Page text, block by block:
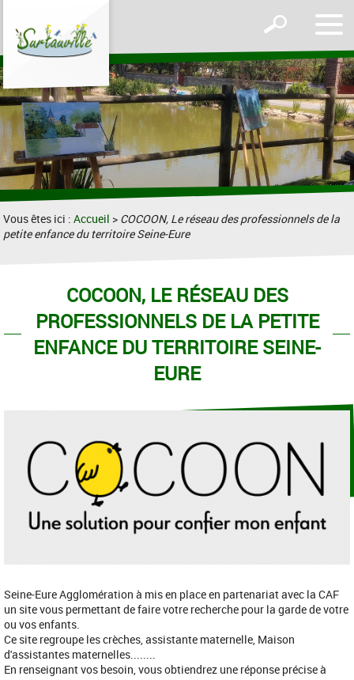
le
Afficher
formulaire
de
recherche
Vous êtes ici :Accueil > COCOON, Le réseau des professionnels de la
petite enfance du territoire Seine-Eure
COCOON, LE RÉSEAU DES
PROFESSIONNELS DE LA PETITE
ENFANCE DU TERRITOIRE SEINE-
EURE
Seine-Eure Agglomération à mis en place en partenariat avec la CAF
un site vous permettant de faire votre recherche pour la garde de votre
ou vos enfants.
Ce site regroupe les crèches, assistante maternelle, Maison
d'assistantes maternelles........
En renseignant vos besoin, vous obtiendrez une réponse précise à